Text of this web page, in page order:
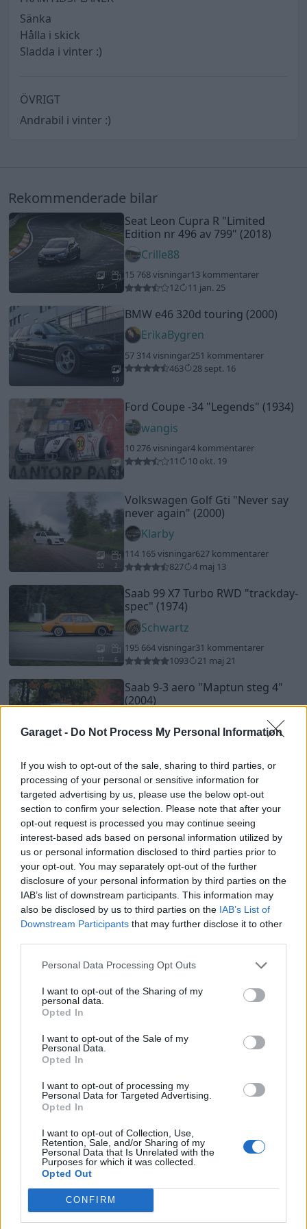
Garaget - Do Not Process My Personal Information
If you wish to opt-out of the sale, sharing to third parties, or
processing of your personal or sensitive information for
targeted advertising by us, please use the below opt-out
section to confirm your selection. Please note that after your
opt-out request is processed you may continue seeing
interest-based ads based on personal information utilized by
us or personal information disclosed to third parties prior to
your opt-out. You may separately opt-out of the further
disclosure of your personal information by third parties on the
IAB’s list of downstream participants. This information may
also be disclosed by us to third parties on the IAB’s List of
Downstream Participants that may further disclose it to other
Personal Data Processing Opt Outs
I want to opt-out of the Sharing of my
personal data.
Opted In
I want to opt-out of the Sale of my
Personal Data.
Opted In
I want to opt-out of processing my
Personal Data for Targeted Advertising.
Opted In
I want to opt-out of Collection, Use,
Retention, Sale, and/or Sharing of my
Personal Data that Is Unrelated with the
Purposes for which it was collected.
Opted Out
CONFIRM
Sänka
Hålla i skick
Sladda i vinter :)
ÖVRIGT
Andrabil i vinter :)
Rekommenderade bilar
17 1
Seat Leon Cupra R "Limited
Edition nr 496 av 799" (2018)
Crille88
15 768 visningar13 kommentarer
12
11 jan. 25
19
BMW e46 320d touring (2000)
ErikaBygren
57 314 visningar251 kommentarer
463
28 sept. 16
20
Ford Coupe -34 "Legends" (1934)
wangis
10 276 visningar4 kommentarer
11
10 okt. 19
20 2
Volkswagen Golf Gti "Never say
never again" (2000)
Klarby
114 165 visningar627 kommentarer
827
4 maj 13
17 6
Saab 99 X7 Turbo RWD "trackday-
spec" (1974)
Schwartz
195 664 visningar31 kommentarer
1093
21 maj 21
Saab 9-3 aero "Maptun steg 4"
(2004)
10 491 visningar
Audi 90 2.2t quattro"plus"
sonken91
41 379 visningar23 kommentarer
86
1 nov. 20
Nissan s13 silvia"Raidopower
Motorsport" (1991)
Kenshirodrift
25 098 visningar360 kommentarer
De Tomaso Pantera (1973)
bjrosenv
Åkeson
705